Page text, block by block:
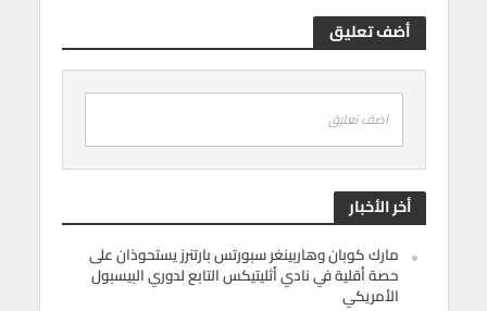
أضف تعليق
اضف تعليق
أخر الأخبار
مارك كوبان وهاربينغر سبورتس بارتنرز يستحوذان على
حصة أقلية في نادي أثليتيكس التابع لدوري البيسبول
الأمريكي